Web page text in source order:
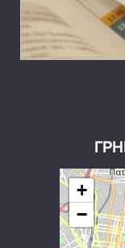
+
−